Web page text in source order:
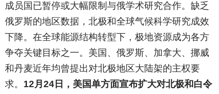
成员国已暂停或大幅限制与俄学术研究合作。缺乏
俄罗斯的地区数据，北极和全球气候科学研究成效
下降。在全球能源结构转型下，极地资源成为各方
争夺关键目标之一。美国、俄罗斯、加拿大、挪威
和丹麦近年均曾提出对北极地区大陆架的主权要
求。 12月24日，美国单方面宣布扩大对北极和白令